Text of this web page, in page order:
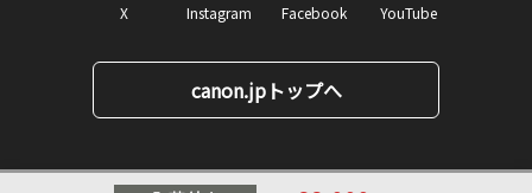
X Instagram Facebook YouTube
canon.jpトップへ